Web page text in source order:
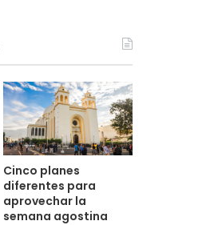
Cinco planes
diferentes para
aprovechar la
semana agostina